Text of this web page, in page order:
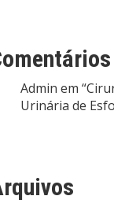
Admin em
Urinária de